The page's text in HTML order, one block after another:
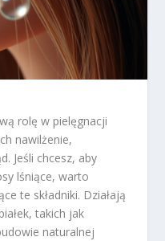
rolę w pielęgnacji
nawilżenie,
Jeśli chcesz, aby
lśniące, warto
te składniki. Działają
takich jak
naturalnej